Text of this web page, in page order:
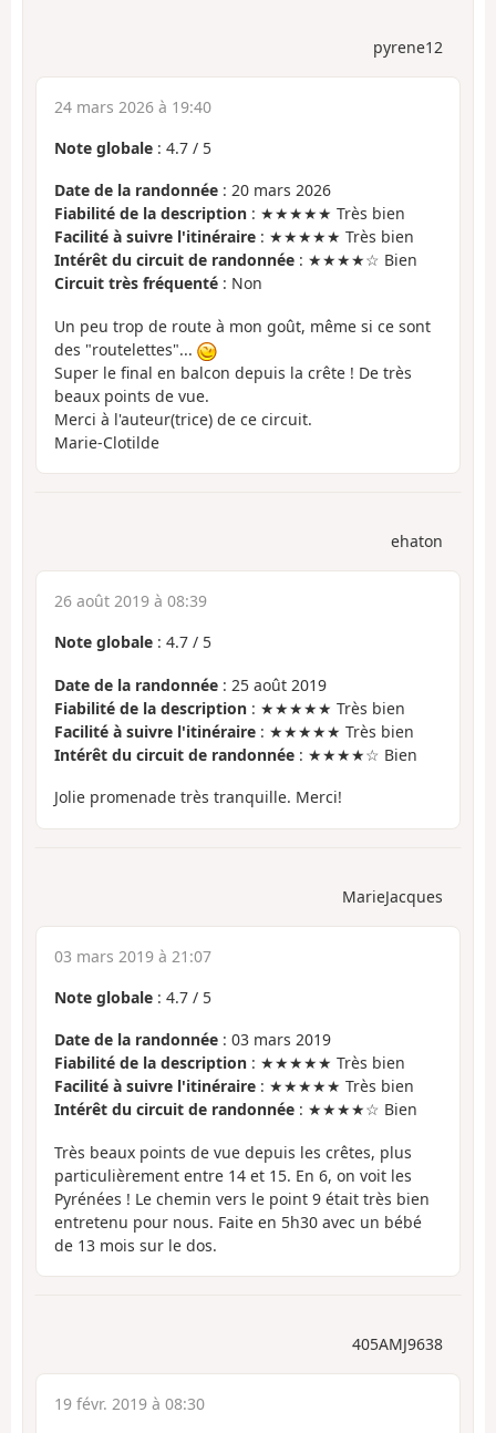
pyrene12
24 mars 2026 à 19:40
Note globale : 4.7 / 5
Date de la randonnée : 20 mars 2026
Fiabilité de la description : ★★★★★ Très bien
Facilité à suivre l'itinéraire : ★★★★★ Très bien
Intérêt du circuit de randonnée : ★★★★☆ Bien
Circuit très fréquenté : Non
Un peu trop de route à mon goût, même si ce sont
des "routelettes"...
Super le final en balcon depuis la crête ! De très
beaux points de vue.
Merci à l'auteur(trice) de ce circuit.
Marie-Clotilde
ehaton
26 août 2019 à 08:39
Note globale : 4.7 / 5
Date de la randonnée : 25 août 2019
Fiabilité de la description : ★★★★★ Très bien
Facilité à suivre l'itinéraire : ★★★★★ Très bien
Intérêt du circuit de randonnée : ★★★★☆ Bien
Jolie promenade très tranquille. Merci!
MarieJacques
03 mars 2019 à 21:07
Note globale : 4.7 / 5
Date de la randonnée : 03 mars 2019
Fiabilité de la description : ★★★★★ Très bien
Facilité à suivre l'itinéraire : ★★★★★ Très bien
Intérêt du circuit de randonnée : ★★★★☆ Bien
Très beaux points de vue depuis les crêtes, plus
particulièrement entre 14 et 15. En 6, on voit les
Pyrénées ! Le chemin vers le point 9 était très bien
entretenu pour nous. Faite en 5h30 avec un bébé
de 13 mois sur le dos.
405AMJ9638
19 févr. 2019 à 08:30